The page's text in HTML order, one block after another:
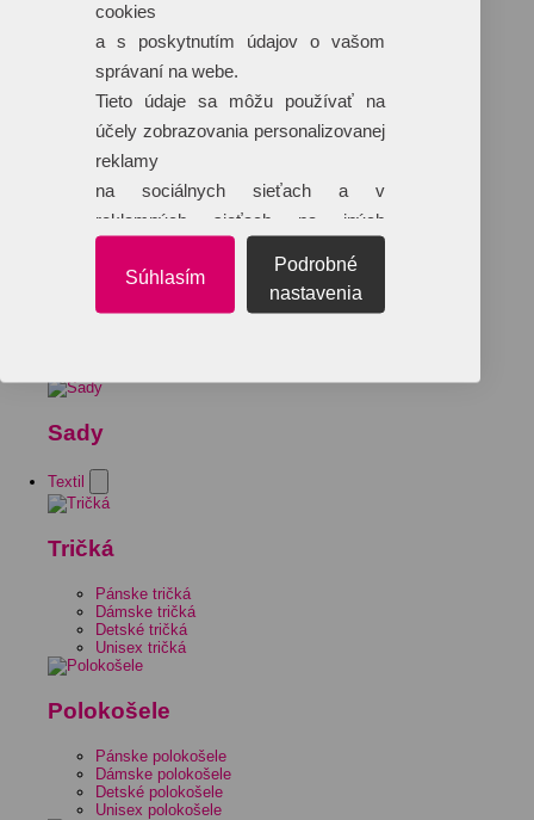
Sady
Textil
Tričká
Pánske tričká
Dámske tričká
Detské tričká
Unisex tričká
Polokošele
Pánske polokošele
Dámske polokošele
Detské polokošele
Unisex polokošele
cookies
a s poskytnutím údajov o vašom
správaní na webe.
Tieto údaje sa môžu používať na
účely zobrazovania personalizovanej
reklamy
na sociálnych sieťach a v
reklamných sieťach na iných
Súhlasím
Podrobné
nastavenia